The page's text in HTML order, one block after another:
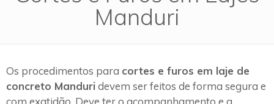
Manduri
Os procedimentos para cortes e furos em laje de
concreto Manduri devem ser feitos de forma segura e
com exatidão, Deve ter o acompanhamento e a